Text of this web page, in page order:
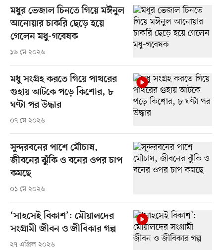
মধুর ভেজাল চিনতে গিয়ে মঈনুল
আনোয়ার চাকরি ছেড়ে হয়ে
গেলেন মধু-গবেষক
১৬ মে ২০২৬
মধু সংগ্রহ করতে গিয়ে পাথরের
গুহায় আটকে পড়ে কিশোর, ৮
ঘণ্টা পর উদ্ধার
০৭ মে ২০২৬
সুন্দরবনের পাশে মৌচাষ,
জীবনের ঝুঁকি ও বনের ওপর চাপ
কমছে
০১ মে ২০২৬
‘সাহসেই বিকাশ’: মৌয়ালদের
সংগ্রামী জীবন ও জীবিকার গল্প
২৭ এপ্রিল ২০২৬